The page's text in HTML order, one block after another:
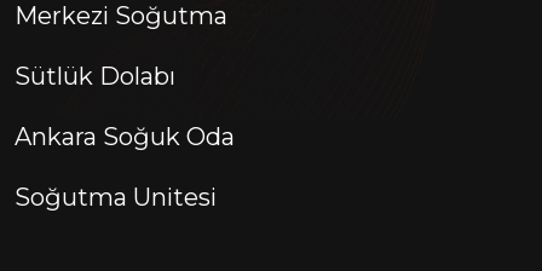
Merkezi Soğutma
Sütlük Dolabı
Ankara Soğuk Oda
Soğutma Unitesi